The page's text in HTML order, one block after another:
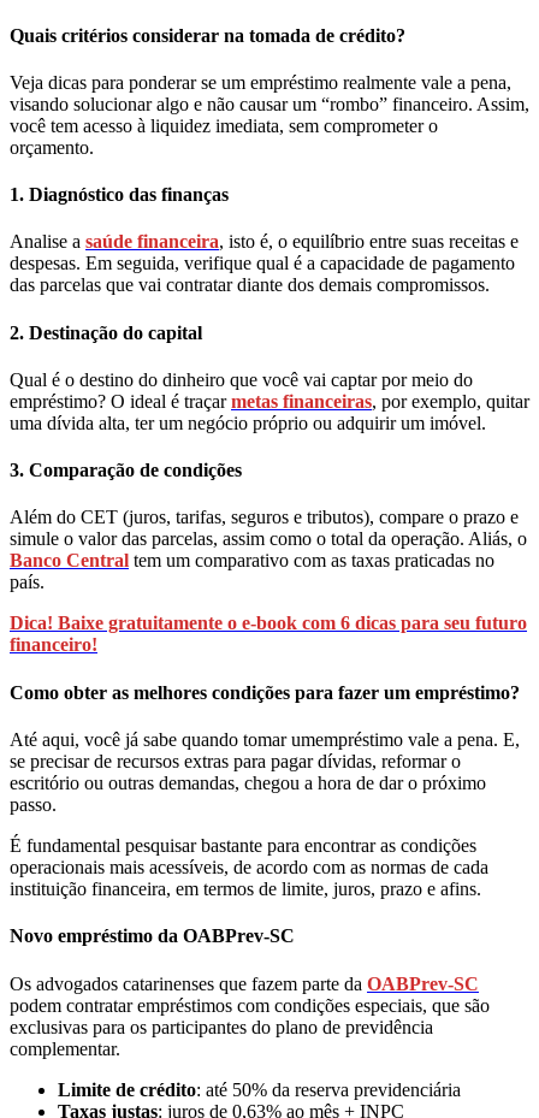
Quais critérios considerar na tomada de crédito?
Veja dicas para ponderar se um empréstimo realmente vale a pena,
visando solucionar algo e não causar um “rombo” financeiro. Assim,
você tem acesso à liquidez imediata, sem comprometer o
orçamento.
1. Diagnóstico das finanças
Analise a saúde financeira, isto é, o equilíbrio entre suas receitas e
despesas. Em seguida, verifique qual é a capacidade de pagamento
das parcelas que vai contratar diante dos demais compromissos.
2. Destinação do capital
Qual é o destino do dinheiro que você vai captar por meio do
empréstimo? O ideal é traçarmetas financeiras, por exemplo, quitar
uma dívida alta, ter um negócio próprio ou adquirir um imóvel.
3. Comparação de condições
Além do CET (juros, tarifas, seguros e tributos), compare o prazo e
simule o valor das parcelas, assim como o total da operação. Aliás, o
Banco Central tem um comparativo com as taxas praticadas no
país.
Dica! Baixe gratuitamente o e-book com 6 dicas para seu futuro
financeiro!
Como obter as melhores condições para fazer um empréstimo?
Até aqui, você já sabe quando tomar umempréstimo vale a pena. E,
se precisar de recursos extras para pagar dívidas, reformar o
escritório ou outras demandas, chegou a hora de dar o próximo
passo.
É fundamental pesquisar bastante para encontrar as condições
operacionais mais acessíveis, de acordo com as normas de cada
instituição financeira, em termos de limite, juros, prazo e afins.
Novo empréstimo da OABPrev-SC
Os advogados catarinenses que fazem parte da OABPrev-SC
podem contratar empréstimos com condições especiais, que são
exclusivas para os participantes do plano de previdência
complementar.
Limite de crédito: até 50% da reserva previdenciária
Taxas justas: juros de 0,63% ao mês + INPC